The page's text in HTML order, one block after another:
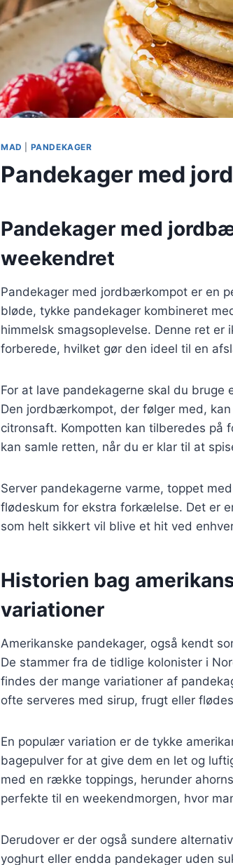
MAD PANDEKAGER
Pandekager med
Pandekager med
weekendret
Pandekager med jordbærkompot er en
bløde, tykke pandekager kombineret
himmelsk smagsoplevelse. Denne ret
forberede, hvilket gør den ideel til en
For at lave pandekagerne skal du
Den jordbærkompot, der følger med,
citronsaft. Kompotten kan tilberedes på
kan samle retten, når du er klar til at
Server pandekagerne varme, toppet
flødeskum for ekstra forkælelse. Det er
som helt sikkert vil blive et hit ved
Historien bag
variationer
Amerikanske pandekager, også kendt
De stammer fra de tidlige kolonister i
findes der mange variationer af
ofte serveres med sirup, frugt eller
En populær variation er de tykke
bagepulver for at give dem en let og
med en række toppings, herunder
perfekte til en weekendmorgen, hvor
Derudover er der også sundere
yoghurt eller endda pandekager uden